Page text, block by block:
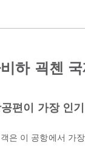
하 괵첸
편이 가장 인
객은 이 공항에서 가